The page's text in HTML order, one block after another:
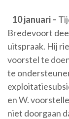
10 januari –
Bredevoort
uitspraak. Hij
voorstel te
te
en W.
niet doorgaan